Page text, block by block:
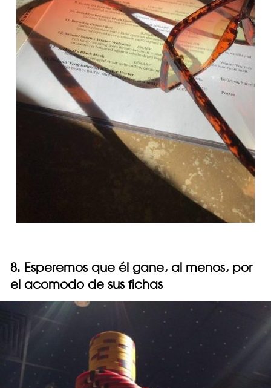
8. Esperemos que él gane, al menos, por
el acomodo de sus fichas